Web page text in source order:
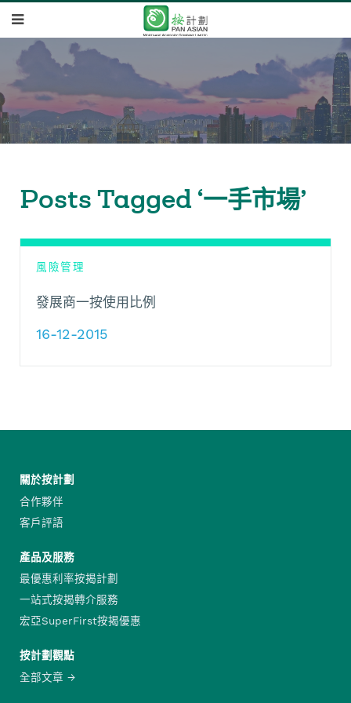
Posts Tagged ‘一手市場’
風險管理
發展商一按使用比例
16-12-2015
關於按計劃
合作夥伴
客戶評語
產品及服務
最優惠利率按揭計劃
一站式按揭轉介服務
宏亞SuperFirst按揭優惠
按計劃觀點
全部文章